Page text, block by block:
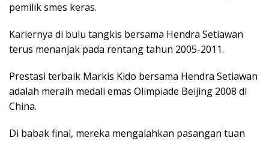
pemilik smes keras.
Kariernya di bulu tangkis bersama Hendra Setiawan
terus menanjak pada rentang tahun 2005-2011.
Prestasi terbaik Markis Kido bersama Hendra Setiawan
adalah meraih medali emas Olimpiade Beijing 2008 di
China.
Di babak final, mereka mengalahkan pasangan tuan